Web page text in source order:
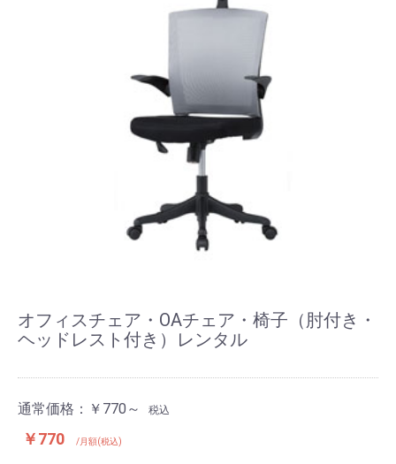
オフィスチェア・OAチェア・椅子（肘付き・
ヘッドレスト付き）レンタル
通常価格： ￥770～ 税込
￥770 /月額(税込)